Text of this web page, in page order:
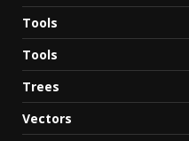
Tools
Tools
Trees
Vectors